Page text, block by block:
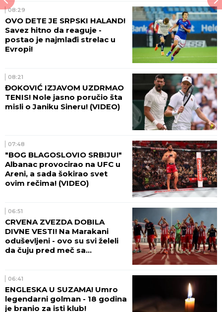
08:29
OVO DETE JE SRPSKI HALAND!
Savez hitno da reaguje -
postao je najmlađi strelac u
Evropi!
08:21
ĐOKOVIĆ IZJAVOM UZDRMAO
TENIS! Nole jasno poručio šta
misli o Janiku Sineru! (VIDEO)
07:48
"BOG BLAGOSLOVIO SRBIJU!"
Albanac provocirao na UFC u
Areni, a sada šokirao svet
ovim rečima! (VIDEO)
06:51
CRVENA ZVEZDA DOBILA
DIVNE VESTI! Na Marakani
oduševljeni - ovo su svi želeli
da čuju pred meč sa
06:41
ENGLESKA U SUZAMA! Umro
legendarni golman - 18 godina
je branio za isti klub!